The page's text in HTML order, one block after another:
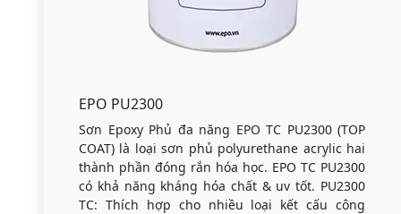
EPO PU2300
Sơn Epoxy Phủ đa năng EPO TC PU2300 (TOP
COAT) là loại sơn phủ polyurethane acrylic hai
thành phần đóng rắn hóa học. EPO TC PU2300
có khả năng kháng hóa chất & uv tốt. PU2300
TC: Thích hợp cho nhiều loại kết cấu công